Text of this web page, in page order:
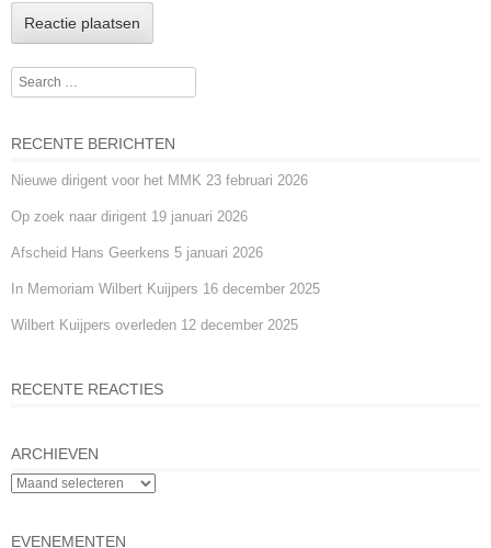
Search
RECENTE BERICHTEN
Nieuwe dirigent voor het MMK 23 februari 2026
Op zoek naar dirigent 19 januari 2026
Afscheid Hans Geerkens 5 januari 2026
In Memoriam Wilbert Kuijpers 16 december 2025
Wilbert Kuijpers overleden 12 december 2025
RECENTE REACTIES
ARCHIEVEN
EVENEMENTEN